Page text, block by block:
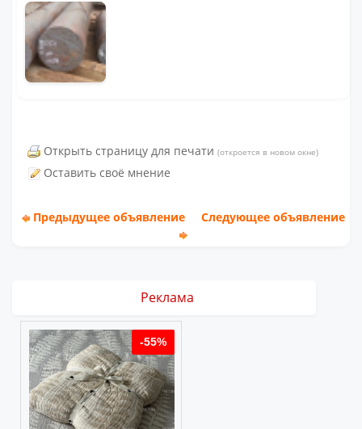
Открыть страницу для печати (откроется в новом окне)
Оставить своё мнение
Предыдущее объявление Следующее объявление
Реклама
-55%